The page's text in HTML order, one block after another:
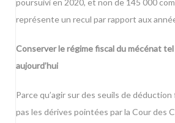
poursuivi en 2020, et non de 145 000
représente un recul par rapport aux
Conserver le régime fiscal du mécénat tel
aujourd’hui
Parce qu’agir sur des seuils de
pas les dérives pointées par la Cour des